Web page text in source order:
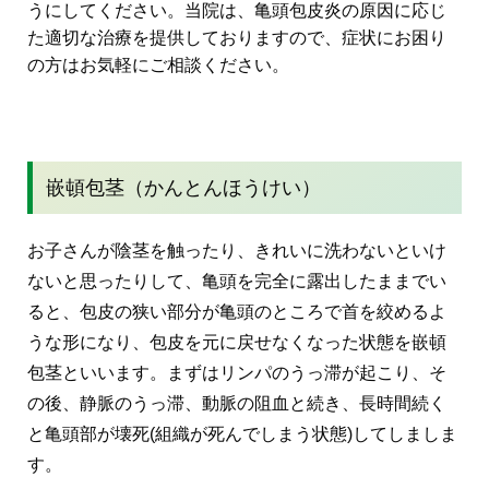
うにしてください。当院は、亀頭包皮炎の原因に応じ
た適切な治療を提供しておりますので、症状にお困り
の方はお気軽にご相談ください。
嵌頓包茎（かんとんほうけい）
お子さんが陰茎を触ったり、きれいに洗わないといけ
ないと思ったりして、亀頭を完全に露出したままでい
ると、包皮の狭い部分が亀頭のところで首を絞めるよ
うな形になり、包皮を元に戻せなくなった状態を嵌頓
包茎といいます。まずはリンパのうっ滞が起こり、そ
の後、静脈のうっ滞、動脈の阻血と続き、長時間続く
と亀頭部が壊死(組織が死んでしまう状態)してしましま
す。